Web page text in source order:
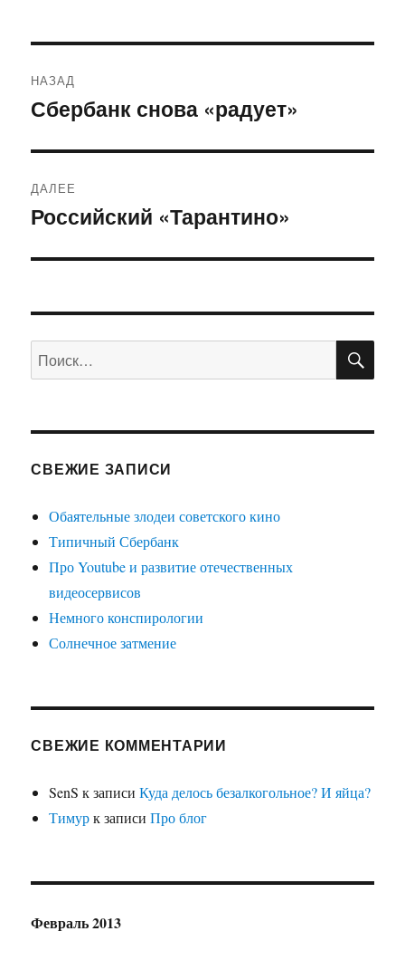
по
НАЗАД
Предыдущая
Сбербанк снова «радует»
ДАЛЕЕ
Следующая
Российский «Тарантино»
Искать:
СВЕЖИЕ ЗАПИСИ
Обаятельные злодеи советского кино
Типичный Сбербанк
Про Youtube и развитие отечественных
видеосервисов
Немного конспирологии
Солнечное затмение
СВЕЖИЕ КОММЕНТАРИИ
SenS к записиКуда делось безалкогольное? И яйца?
Тимурк записиПро блог
Февраль 2013